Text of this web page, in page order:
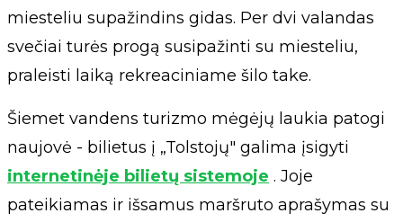
miesteliu supažindins gidas. Per dvi valandas
svečiai turės progą susipažinti su miesteliu,
praleisti laiką rekreaciniame šilo take.
Šiemet vandens turizmo mėgėjų laukia patogi
naujovė - bilietus į „Tolstojų" galima įsigyti
internetinėje bilietų sistemoje . Joje
pateikiamas ir išsamus maršruto aprašymas su